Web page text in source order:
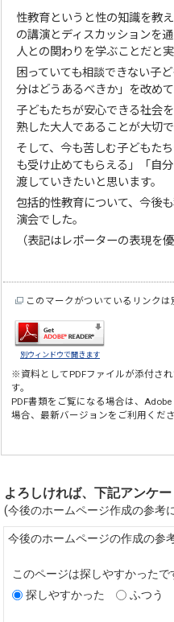
性教育というと性の知識を教
の講演とディスカッションを
人との関わりを学ぶことだと実
困っていても相談できない子
分はどうあるべきか」を改め
子どもたちが安心できる社会
熟した大人であることが大切で
そして、今も苦しむ子どもた
も受け止めてもらえる」「自
渡していきたいと思います。
包括的性教育について、今後
演会でした。
（表記はレポーターの表現を
このマークがついているリンク
別ウィンドウで開きます
※資料としてPDFファイルが添付さ
す。
PDF書類をご覧になる場合は、Adobe
場合、最新バージョンをご利用くださ